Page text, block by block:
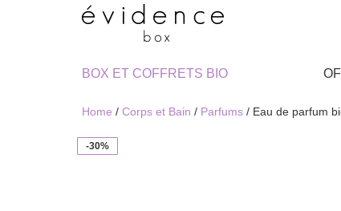
BOX ET COFFRETS BIO
Home / Corps et Bain / Parfums / Eau de parfum
-30%